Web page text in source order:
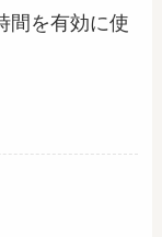
間を有効に使